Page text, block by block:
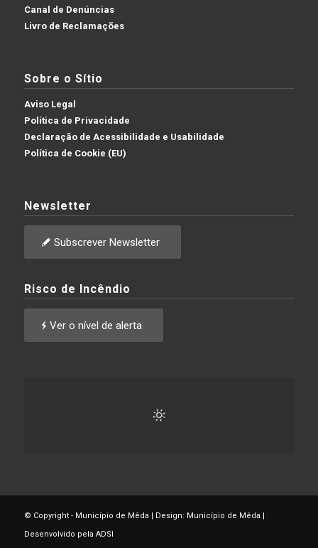
Canal de Denúncias
Livro de Reclamações
Sobre o Sítio
Aviso Legal
Política de Privacidade
Declaração de Acessibilidade e Usabilidade
Política de Cookie (EU)
Newsletter
Subscrever Newsletter
Risco de Incêndio
Ver o nível de alerta
© Copyright - Município de Mêda | Design: Município de Mêda |
Desenvolvido pela ADSI